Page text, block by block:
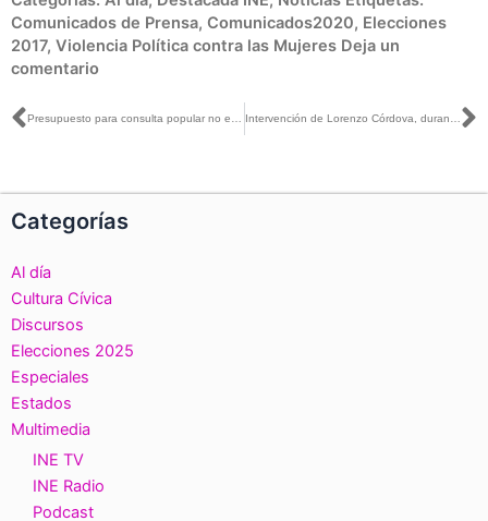
Comunicados de Prensa, Comunicados2020, Elecciones
2017, Violencia Política contra las Mujeres Deja un
comentario
Ant
Categorías
Al día
Cultura Cívica
Discursos
Elecciones 2025
Especiales
Estados
Multimedia
INE TV
INE Radio
Podcast